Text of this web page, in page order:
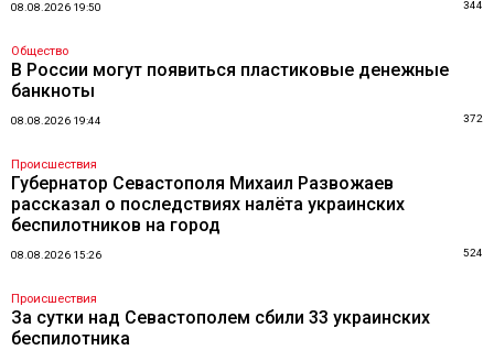
08.08.2026 19:50 344
Общество
В России могут появиться пластиковые денежные
банкноты
08.08.2026 19:44 372
Происшествия
Губернатор Севастополя Михаил Развожаев
рассказал о последствиях налёта украинских
беспилотников на город
08.08.2026 15:26 524
Происшествия
За сутки над Севастополем сбили 33 украинских
беспилотника